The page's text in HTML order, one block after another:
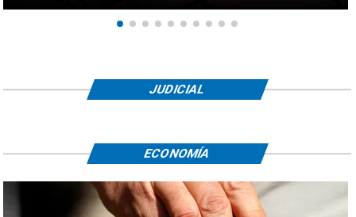
JUDICIAL
ECONOMÍA